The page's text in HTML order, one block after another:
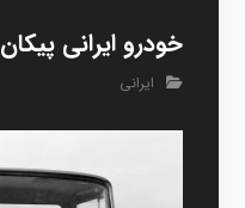
خودرو ایرانی پیکان
ایرانی